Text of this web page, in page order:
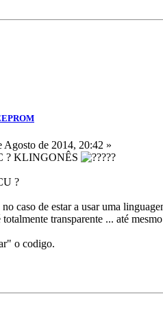
Agosto de 2014, 20:42 »
? KLINGONÊS
??
?
caso de estar a usar uma
transparente ... até
o codigo.